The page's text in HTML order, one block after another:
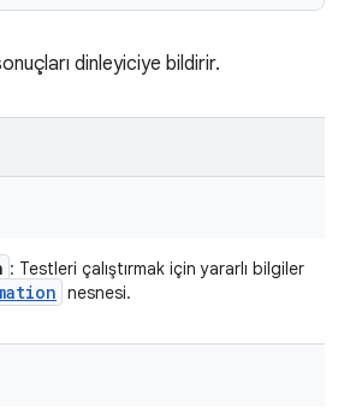
dinleyiciye bildirir.
: Testleri çalıştırmak için yararlı bilgiler
nesnesi.